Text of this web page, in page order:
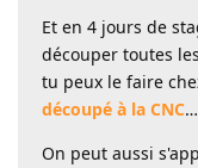
Et en 4 jours de
découper toutes
tu peux le faire
découpé à la CNC…
On peut aussi